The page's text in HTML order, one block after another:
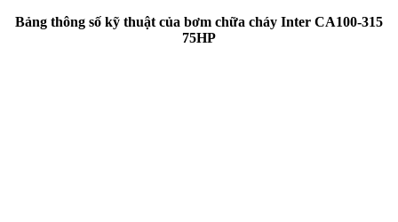
Bảng thông số kỹ thuật của bơm chữa cháy Inter CA100-315
75HP